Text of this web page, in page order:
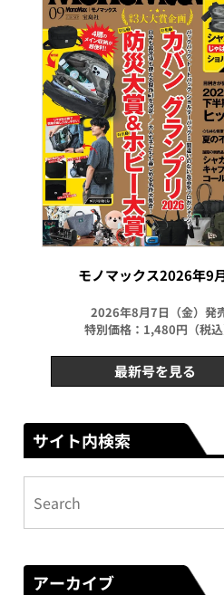
モノマックス2026年9
2026年8月7日（金）発
特別価格：1,480円（税込
最新号を見る
サイト内検索
アーカイブ